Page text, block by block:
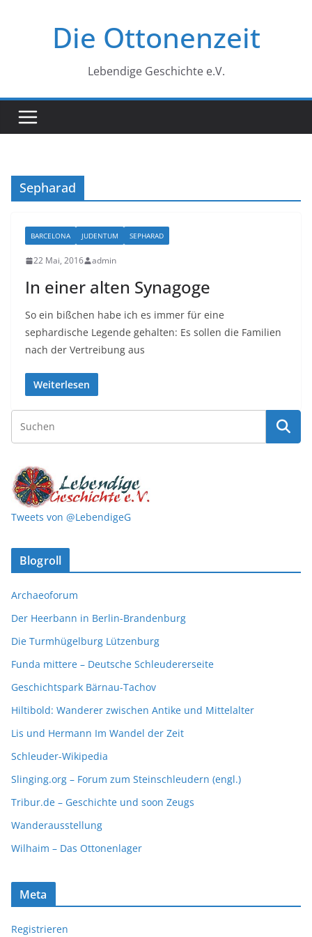
Die Ottonenzeit
Lebendige Geschichte e.V.
Sepharad
BARCELONA JUDENTUM SEPHARAD
22 Mai, 2016 admin
In einer alten Synagoge
So ein bißchen habe ich es immer für eine
sephardische Legende gehalten: Es sollen die Familien
nach der Vertreibung aus
Weiterlesen
Tweets von @LebendigeG
Blogroll
Archaeoforum
Der Heerbann in Berlin-Brandenburg
Die Turmhügelburg Lützenburg
Funda mittere – Deutsche Schleudererseite
Geschichtspark Bärnau-Tachov
Hiltibold: Wanderer zwischen Antike und Mittelalter
Lis und Hermann Im Wandel der Zeit
Schleuder-Wikipedia
Slinging.org – Forum zum Steinschleudern (engl.)
Tribur.de – Geschichte und soon Zeugs
Wanderausstellung
Wilhaim – Das Ottonenlager
Meta
Registrieren